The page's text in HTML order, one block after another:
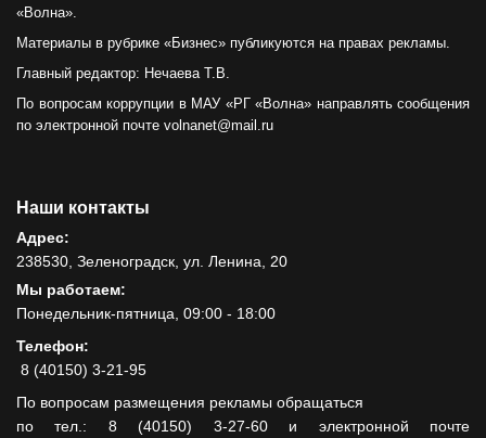
«Волна».
Материалы в рубрике «Бизнес» публикуются на правах рекламы.
Главный редактор: Нечаева Т.В.
По вопросам коррупции в МАУ «РГ «Волна» направлять сообщения
по электронной почте volnanet@mail.ru
Наши контакты
Адрес:
238530, Зеленоградск, ул. Ленина, 20
Мы работаем:
Понедельник-пятница, 09:00 - 18:00
Телефон:
8 (40150) 3-21-95
По вопросам размещения рекламы обращаться
по тел.: 8 (40150) 3-27-60 и электронной почте